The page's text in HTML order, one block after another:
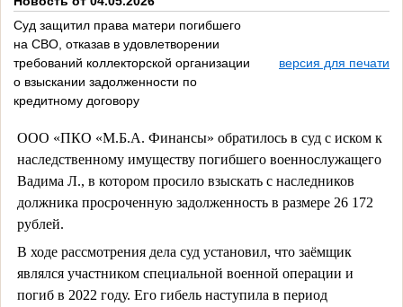
Суд защитил права матери погибшего
на СВО, отказав в удовлетворении
требований коллекторской организации
о взыскании задолженности по
кредитному договору
версия для печати
ООО «ПКО «М.Б.А. Финансы» обратилось в суд с иском к
наследственному имуществу погибшего военнослужащего
Вадима Л., в котором просило взыскать с наследников
должника просроченную задолженность в размере 26 172
рублей.
В ходе рассмотрения дела суд установил, что заёмщик
являлся участником специальной военной операции и
погиб в 2022 году. Его гибель наступила в период